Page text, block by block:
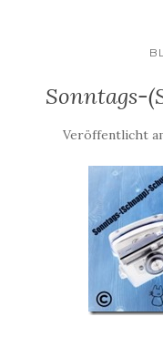
Sonntags-
Veröffentlicht